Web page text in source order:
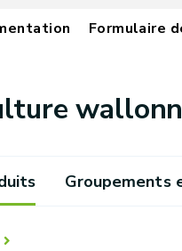
Formulaire
Groupements